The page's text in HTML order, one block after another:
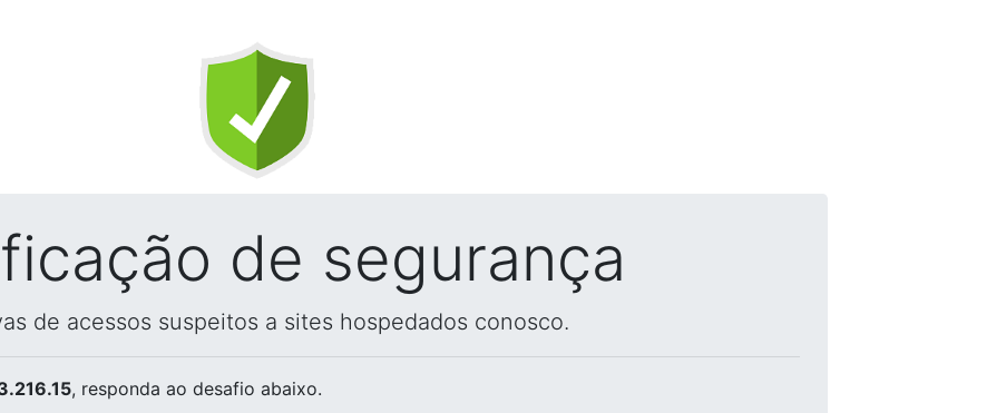
de segurança
de acessos suspeitos a sites hospedados conosco.
, responda ao desafio abaixo.